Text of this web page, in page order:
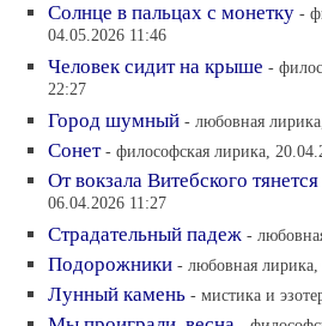
Солнце в пальцах с монетку -
04.05.2026 11:46
Человек сидит на крыше -
22:27
Город шумный - любовная
Сонет - философская лирика,
От вокзала Витебского тянется
06.04.2026 11:27
Страдательный падеж -
Подорожники - любовная
Лунный камень - мистика и